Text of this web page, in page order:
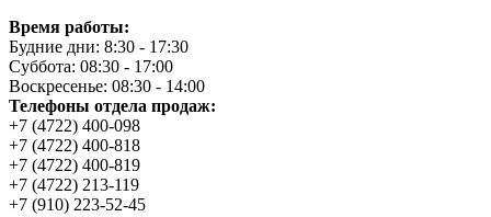
Время работы:
Будние дни: 8:30 - 17:30
Суббота: 08:30 - 17:00
Воскресенье: 08:30 - 14:00
Телефоны отдела продаж:
+7 (4722) 400-098
+7 (4722) 400-818
+7 (4722) 400-819
+7 (4722) 213-119
+7 (910) 223-52-45